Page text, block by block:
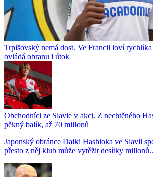
Trpišovský nemá dost. Ve Francii loví
ovládá obranu i útok
Obchodníci ze Slavie v akci. Z nechtěného
pěkný balík, až 70 milionů
Japonský obránce Daiki Hashioka ve Slavii
přesto z něj klub může vytěžit desítky